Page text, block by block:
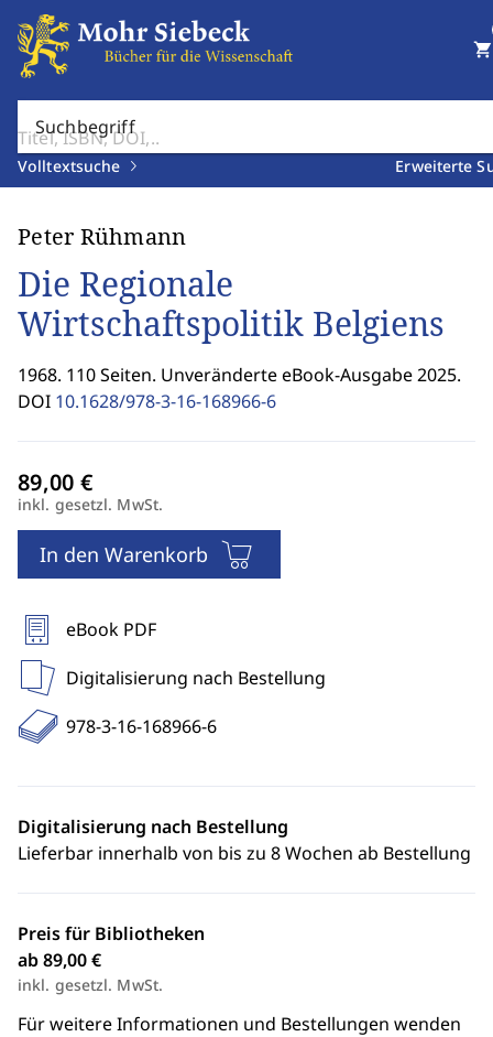
Suchbegriff
Volltextsuche Erweiterte
shopping_cart
Peter Rühmann
Die Regionale
Wirtschaftspolitik Belgiens
1968. 110 Seiten. Unveränderte eBook-Ausgabe 2025.
DOI 10.1628/978-3-16-168966-6
inkl. gesetzl. MwSt.
In den Warenkorb
eBook PDF
Digitalisierung nach Bestellung
978-3-16-168966-6
Digitalisierung nach Bestellung
Lieferbar innerhalb von bis zu 8 Wochen ab Bestellung
Preis für Bibliotheken
ab 89,00 €
inkl. gesetzl. MwSt.
Für weitere Informationen und Bestellungen wenden